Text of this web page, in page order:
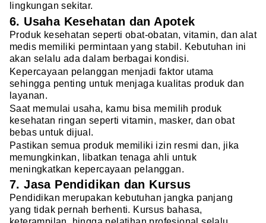
lingkungan sekitar.
6. Usaha Kesehatan dan Apotek
Produk kesehatan seperti obat-obatan, vitamin, dan alat
medis memiliki permintaan yang stabil. Kebutuhan ini
akan selalu ada dalam berbagai kondisi.
Kepercayaan pelanggan menjadi faktor utama
sehingga penting untuk menjaga kualitas produk dan
layanan.
Saat memulai usaha, kamu bisa memilih produk
kesehatan ringan seperti vitamin, masker, dan obat
bebas untuk dijual.
Pastikan semua produk memiliki izin resmi dan, jika
memungkinkan, libatkan tenaga ahli untuk
meningkatkan kepercayaan pelanggan.
7. Jasa Pendidikan dan Kursus
Pendidikan merupakan kebutuhan jangka panjang
yang tidak pernah berhenti. Kursus bahasa,